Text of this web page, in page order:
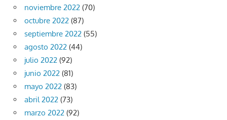
noviembre 2022 (70)
octubre 2022 (87)
septiembre 2022 (55)
agosto 2022 (44)
julio 2022 (92)
junio 2022 (81)
mayo 2022 (83)
abril 2022 (73)
marzo 2022 (92)